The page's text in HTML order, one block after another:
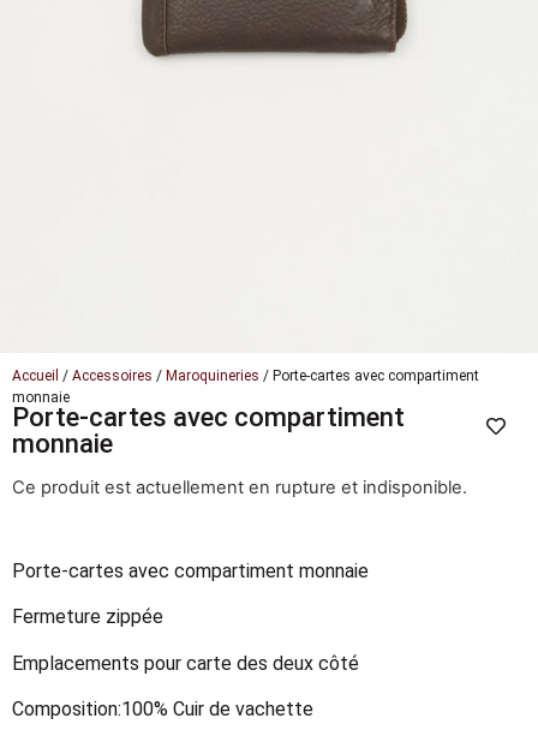
Accueil / Accessoires / Maroquineries / Porte-cartes avec compartiment
monnaie
Porte-cartes avec compartiment
monnaie
Ce produit est actuellement en rupture et indisponible.
Porte-cartes avec compartiment monnaie
Fermeture zippée
Emplacements pour carte des deux côté
Composition:100% Cuir de vachette